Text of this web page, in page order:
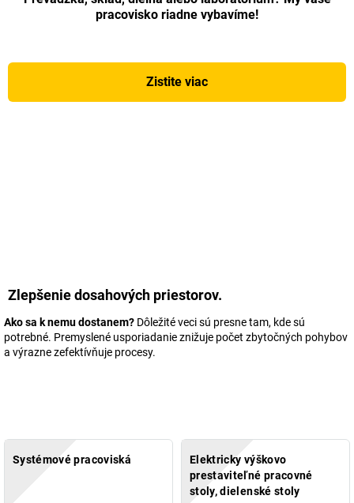
pracovisko riadne vybavíme!
Zistite viac
Zlepšenie dosahových priestorov.
Ako sa k nemu dostanem? Dôležité veci sú presne tam, kde sú
potrebné. Premyslené usporiadanie znižuje počet zbytočných pohybov
a výrazne zefektívňuje procesy.
Systémové pracoviská
Elektricky výškovo
prestaviteľné pracovné
stoly, dielenské stoly